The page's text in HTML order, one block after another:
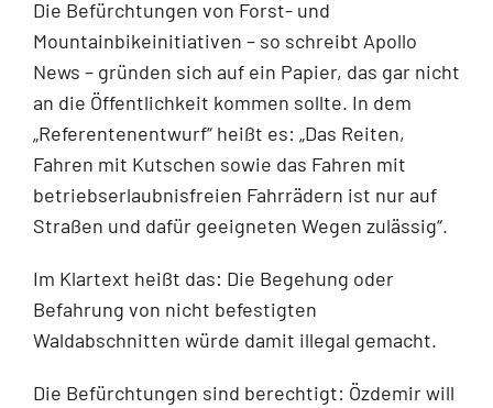
Die Befürchtungen von Forst- und
Mountainbikeinitiativen – so schreibt Apollo
News – gründen sich auf ein Papier, das gar nicht
an die Öffentlichkeit kommen sollte. In dem
„Referentenentwurf“ heißt es: „Das Reiten,
Fahren mit Kutschen sowie das Fahren mit
betriebserlaubnisfreien Fahrrädern ist nur auf
Straßen und dafür geeigneten Wegen zulässig“.
Im Klartext heißt das: Die Begehung oder
Befahrung von nicht befestigten
Waldabschnitten würde damit illegal gemacht.
Die Befürchtungen sind berechtigt: Özdemir will